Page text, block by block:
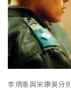
李炳憲與宋康昊分